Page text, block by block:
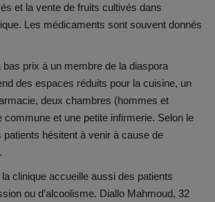
et la vente de fruits cultivés dans
Les médicaments sont souvent donnés
bas prix à un membre de la diaspora
des espaces réduits pour la cuisine, un
deux chambres (hommes et
commune et une petite infirmerie. Selon le
patients hésitent à venir à cause de
clinique accueille aussi des patients
ou d’alcoolisme. Diallo Mahmoud, 32